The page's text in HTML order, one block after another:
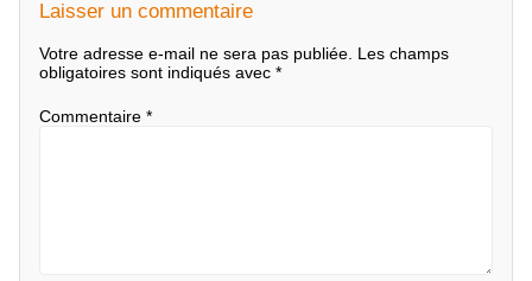
Laisser un commentaire
Votre adresse e-mail ne sera pas publiée. Les champs
obligatoires sont indiqués avec *
Commentaire *